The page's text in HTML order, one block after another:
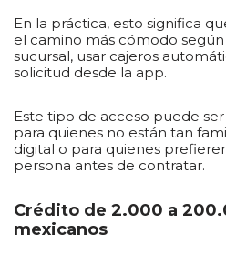
En la práctica, esto significa
el camino más cómodo
sucursal, usar cajeros
solicitud desde la app.
Este tipo de acceso puede
para quienes no están tan
digital o para quienes
persona antes de contratar.
Crédito de 2.000 a
mexicanos